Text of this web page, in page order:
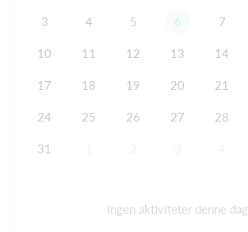
3 4 5 6 7
10 11 12 13 14
17 18 19 20 21
24 25 26 27 28
31
Ingen aktiviteter denne dag